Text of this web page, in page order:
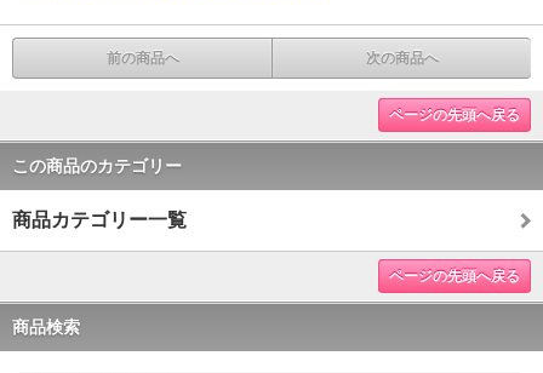
前の商品へ 次の商品へ
ページの先頭へ戻る
この商品のカテゴリー
商品カテゴリー一覧
ページの先頭へ戻る
商品検索